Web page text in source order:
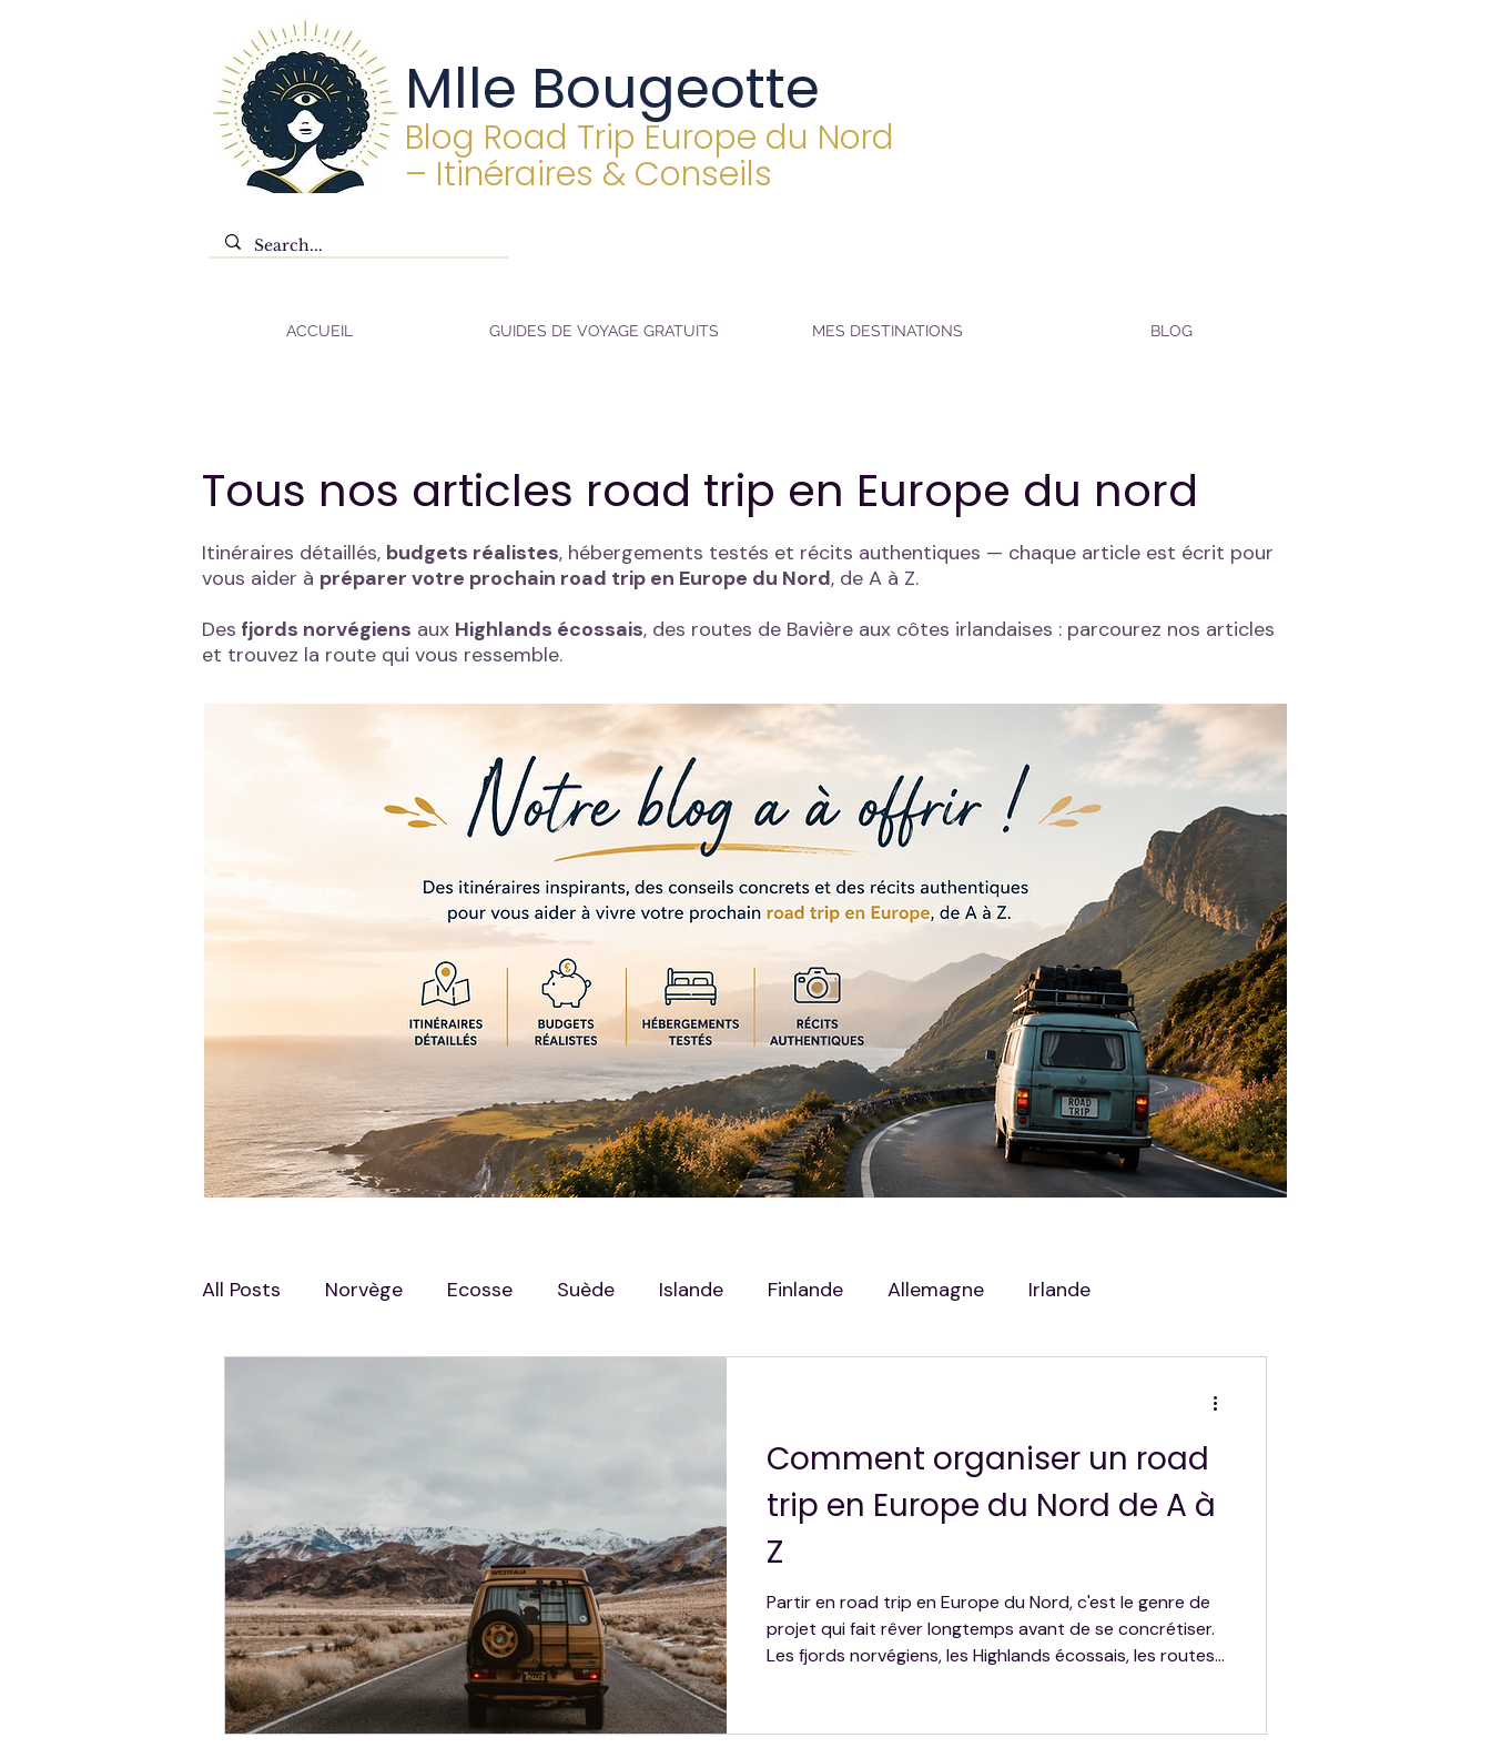
Mlle Bougeotte
Blog Road Trip Europe du Nord
– Itinéraires & Conseils
ACCUEIL GUIDES DE VOYAGE GRATUITS MES DESTINATIONS BLOG
Tous nos articles road trip en Europe du nord
Itinéraires détaillés, budgets réalistes, hébergements testés et récits authentiques — chaque article est écrit pour
vous aider à préparer votre prochain road trip en Europe du Nord, de A à Z.
Des fjords norvégiens aux Highlands écossais, des routes de Bavière aux côtes irlandaises : parcourez nos articles
et trouvez la route qui vous ressemble.
All Posts Norvège Ecosse Suède Islande Finlande Allemagne Irlande
Comment organiser un road
trip en Europe du Nord de A à
Z
Partir en road trip en Europe du Nord, c'est le genre de
projet qui fait rêver longtemps avant de se concrétiser.
Les fjords norvégiens, les Highlands écossais, les routes
moment-là : quand on a dit oui, et qu'on ne sait pas